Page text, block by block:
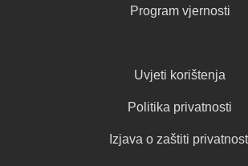
Program vjernosti
Uvjeti korištenja
Politika privatnosti
Izjava o zaštiti